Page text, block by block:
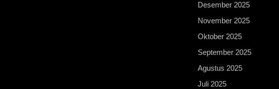
Desember 2025
November 2025
Oktober 2025
September 2025
Agustus 2025
Juli 2025